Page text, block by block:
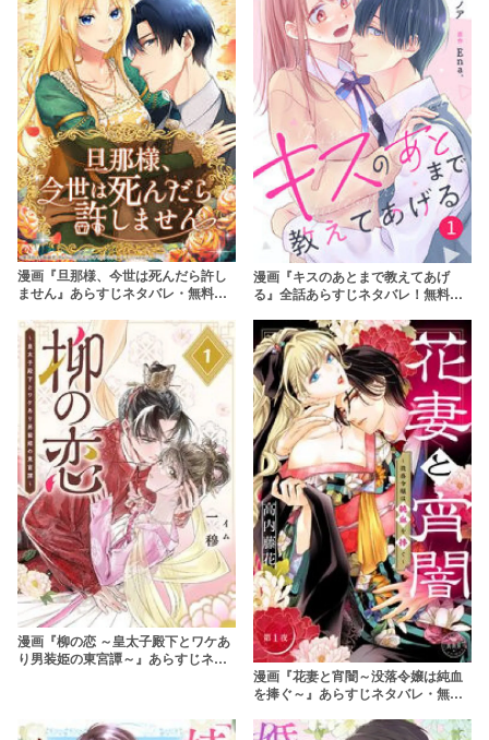
漫画『旦那様、今世は死んだら許し
ません』あらすじネタバレ・無料配
う
漫画『キスのあとまで教えてあげ
る』全話あらすじネタバレ！無料で
う
漫画『柳の恋 ～皇太子殿下とワケあ
り男装姫の東宮譚～』あらすじネタ
漫画『花妻と宵闇～没落令嬢は純血
を捧ぐ～』あらすじネタバレ・無料
よう